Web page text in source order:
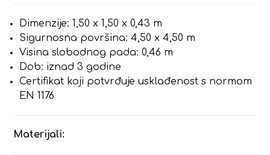
Dimenzije: 1,50 x 1,50 x 0,43 m
Sigurnosna površina: 4,50 x 4,50 m
Visina slobodnog pada: 0,46 m
Dob: iznad 3 godine
Certifikat koji potvrđuje usklađenost s normom
EN 1176
Materijali: